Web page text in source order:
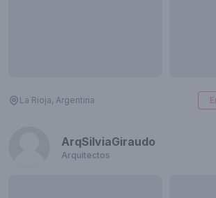
La Rioja, Argentina
ArqSilviaGiraudo
Arquitectos